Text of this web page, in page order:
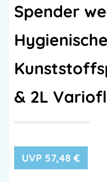
Spender
& 2L
57,48 €